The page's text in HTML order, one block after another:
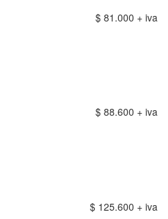
$ 81.000 + iva
$ 88.600 + iva
$ 125.600 + iva